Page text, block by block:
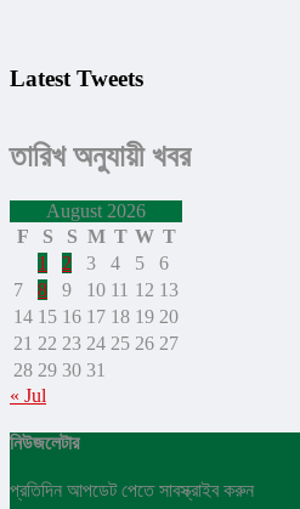
Latest Tweets
তারিখ অনুযায়ী খবর
August 2026
F
S S M T W T
1
2 3 4 5
6
7
8 9 10 11 12 13
14 15 16 17 18 19 20
21 22 23 24 25 26 27
28 29 30 31
« Jul
নিউজলেটার
প্রতিদিন আপডেট পেতে সাবস্ক্রাইব করুন